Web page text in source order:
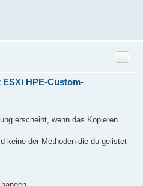
HPE-Custom-
Zitat
erscheint, wenn das Kopieren
keine der Methoden die du gelistet